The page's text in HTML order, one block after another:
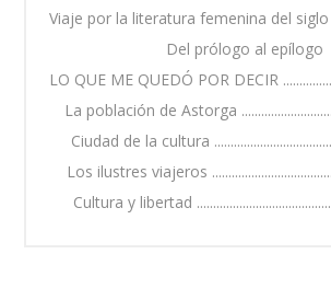
Viaje por la literatura femenina del siglo
Del prólogo al epílogo
LO QUE ME QUEDÓ POR DECIR
La población de Astorga
Ciudad de la cultura
Los ilustres viajeros
Cultura y libertad